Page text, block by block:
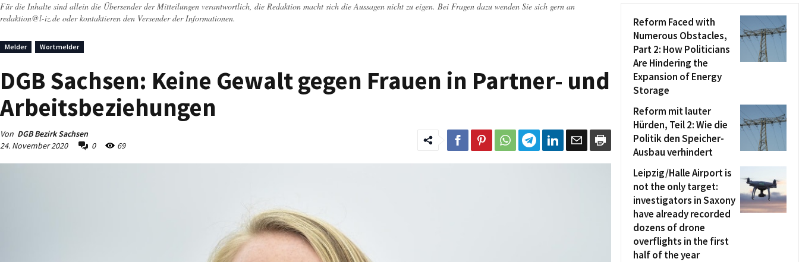
Für die Inhalte sind allein die Übersender der Mitteilungen verantwortlich, die Redaktion macht sich die Aussagen nicht zu eigen. Bei Fragen dazu wenden Sie sich gern an
redaktion@l-iz.de oder kontaktieren den Versender der Informationen.
Melder Wortmelder
DGB Sachsen: Keine Gewalt gegen Frauen in Partner- und
Arbeitsbeziehungen
Von DGB Bezirk Sachsen
24. November 2020
0 69
Reform Faced with
Numerous Obstacles,
Part 2: How Politicians
Are Hindering the
Expansion of Energy
Storage
Reform mit lauter
Hürden, Teil 2: Wie die
Politik den Speicher-
Ausbau verhindert
Leipzig/Halle Airport is
not the only target:
investigators in Saxony
have already recorded
dozens of drone
overflights in the first
half of the year